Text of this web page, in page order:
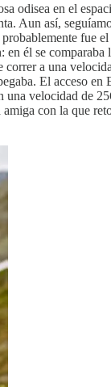
odisea en el
Aun así,
él se
a una
El acceso
velocidad de
con la que